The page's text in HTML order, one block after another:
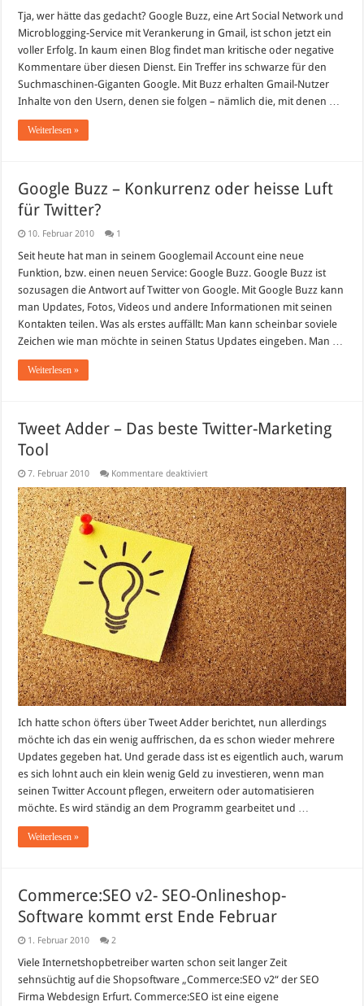
Tja, wer hätte das gedacht? Google Buzz, eine Art Social Network und
Microblogging-Service mit Verankerung in Gmail, ist schon jetzt ein
voller Erfolg. In kaum einen Blog findet man kritische oder negative
Kommentare über diesen Dienst. Ein Treffer ins schwarze für den
Suchmaschinen-Giganten Google. Mit Buzz erhalten Gmail-Nutzer
Inhalte von den Usern, denen sie folgen – nämlich die, mit denen …
Weiterlesen »
Google Buzz – Konkurrenz oder heisse Luft
für Twitter?
10. Februar 2010 1
Seit heute hat man in seinem Googlemail Account eine neue
Funktion, bzw. einen neuen Service: Google Buzz. Google Buzz ist
sozusagen die Antwort auf Twitter von Google. Mit Google Buzz kann
man Updates, Fotos, Videos und andere Informationen mit seinen
Kontakten teilen. Was als erstes auffällt: Man kann scheinbar soviele
Zeichen wie man möchte in seinen Status Updates eingeben. Man …
Weiterlesen »
Tweet Adder – Das beste Twitter-Marketing
Tool
7. Februar 2010 Kommentare deaktiviertfür
Adder
–
Das
beste
Twitter-
Marketing
Tool
Ich hatte schon öfters über Tweet Adder berichtet, nun allerdings
möchte ich das ein wenig auffrischen, da es schon wieder mehrere
Updates gegeben hat. Und gerade dass ist es eigentlich auch, warum
es sich lohnt auch ein klein wenig Geld zu investieren, wenn man
seinen Twitter Account pflegen, erweitern oder automatisieren
möchte. Es wird ständig an dem Programm gearbeitet und …
Weiterlesen »
Commerce:SEO v2- SEO-Onlineshop-
Software kommt erst Ende Februar
1. Februar 2010 2
Viele Internetshopbetreiber warten schon seit langer Zeit
sehnsüchtig auf die Shopsoftware „Commerce:SEO v2“ der SEO
Firma Webdesign Erfurt. Commerce:SEO ist eine eigene